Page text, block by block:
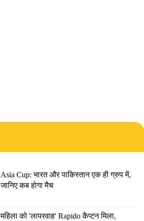
Asia Cup: भारत और पाकिस्तान एक ही ग्रुप में,
जानिए कब होगा मैच
महिला को 'लापरवाह' Rapido कैप्टन मिला,